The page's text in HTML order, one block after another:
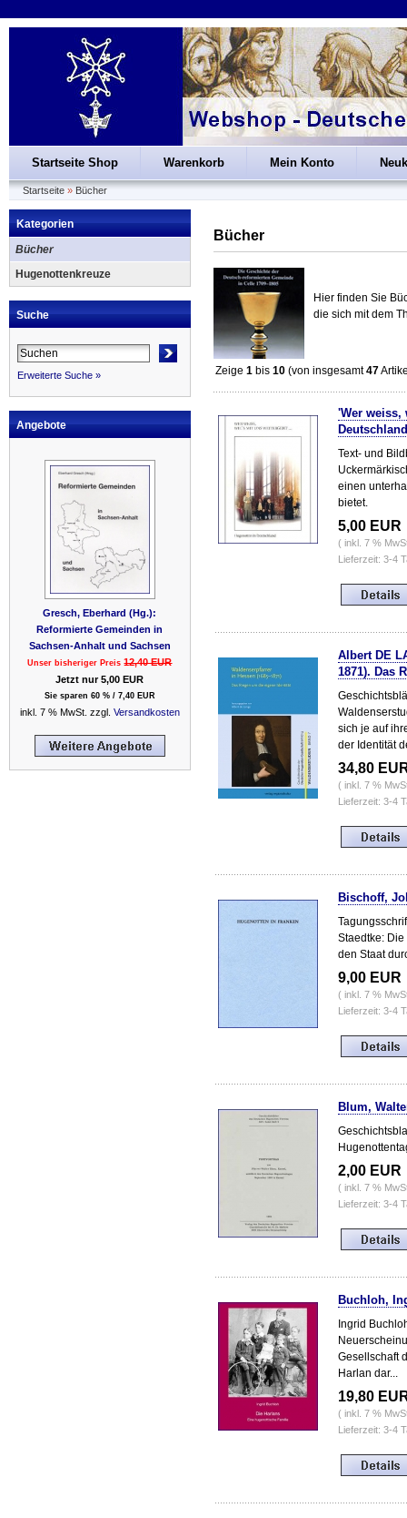
Startseite Shop Warenkorb Mein Konto
Startseite » Bücher
Kategorien
Bücher
Hugenottenkreuze
Suche
Erweiterte Suche »
Angebote
Gresch, Eberhard (Hg.):
Reformierte Gemeinden in
Sachsen-Anhalt und Sachsen
Unser bisheriger Preis12,40 EUR
Jetzt nur 5,00 EUR
Sie sparen 60 % / 7,40 EUR
inkl. 7 % MwSt. zzgl. Versandkosten
Bücher
Hier finden Sie
die sich mit dem
Zeige 1 bis 10 (von insgesamt47
'Wer weiss,
Deutschland
Text- und
einen
bietet.
5,00 EUR
( inkl. 7 %
Lieferzeit: 3-4
Albert DE
1871). Das
sich je auf
der Identität
34,80
( inkl. 7 %
Lieferzeit: 3-4
Bischoff,
Staedtke:
den Staat
9,00 EUR
( inkl. 7 %
Lieferzeit: 3-4
Blum,
2,00 EUR
( inkl. 7 %
Lieferzeit: 3-4
Buchloh,
Ingrid
Gesellschaft
Harlan dar...
19,80
( inkl. 7 %
Lieferzeit: 3-4